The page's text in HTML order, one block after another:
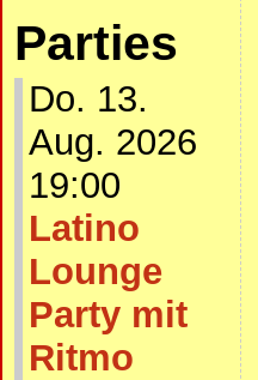
Parties
Do. 13.
Aug. 2026
19:00
Latino
Lounge
Party mit
Ritmo